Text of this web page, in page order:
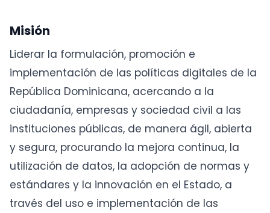
Misión
Liderar la formulación, promoción e
implementación de las políticas digitales de la
República Dominicana, acercando a la
ciudadanía, empresas y sociedad civil a las
instituciones públicas, de manera ágil, abierta
y segura, procurando la mejora continua, la
utilización de datos, la adopción de normas y
estándares y la innovación en el Estado, a
través del uso e implementación de las